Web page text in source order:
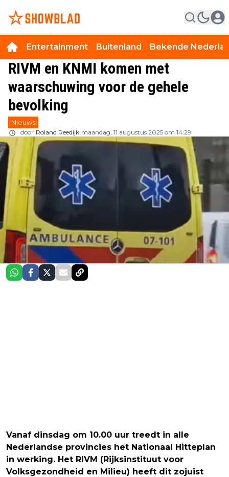
Entertainment Buitenland Bekende
RIVM en KNMI komen met
waarschuwing voor de gehele
bevolking
Nieuws
door Roland Reedijk maandag, 11 augustus 2025 om 14:29
Vanaf dinsdag om 10.00 uur treedt in alle
Nederlandse provincies het Nationaal Hitteplan
in werking. Het RIVM (Rijksinstituut voor
Volksgezondheid en Milieu) heeft dit zojuist